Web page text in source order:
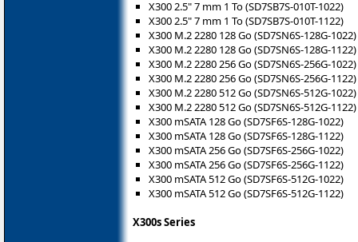
X300 2.5" 7 mm 1 To (SD7SB7S-010T-1022)
X300 2.5" 7 mm 1 To (SD7SB7S-010T-1122)
X300 M.2 2280 128 Go (SD7SN6S-128G-1022)
X300 M.2 2280 128 Go (SD7SN6S-128G-1122)
X300 M.2 2280 256 Go (SD7SN6S-256G-1022)
X300 M.2 2280 256 Go (SD7SN6S-256G-1122)
X300 M.2 2280 512 Go (SD7SN6S-512G-1022)
X300 M.2 2280 512 Go (SD7SN6S-512G-1122)
X300 mSATA 128 Go (SD7SF6S-128G-1022)
X300 mSATA 128 Go (SD7SF6S-128G-1122)
X300 mSATA 256 Go (SD7SF6S-256G-1022)
X300 mSATA 256 Go (SD7SF6S-256G-1122)
X300 mSATA 512 Go (SD7SF6S-512G-1022)
X300 mSATA 512 Go (SD7SF6S-512G-1122)
X300s Series